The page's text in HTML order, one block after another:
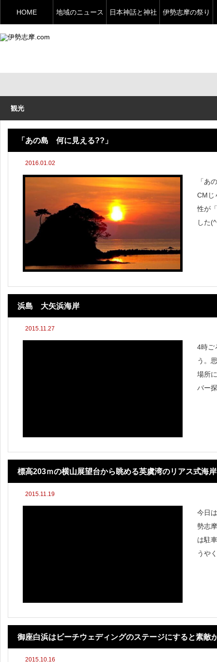
HOME 地域のニュース 日本神話と神社 伊勢志摩の祭り
観光
「あの島 何に見える??」
2016.01.02
「あ
CMじ
性が
した
浜島 大矢浜海岸
2015.11.27
4時ご
う。
場所
バー
標高203ｍの横山展望台から眺める英虞湾のリアス式海岸
2015.11.19
今日
勢志
は駐
うや
御座白浜はビーチウェディングのステージにすると素敵
2015.10.16